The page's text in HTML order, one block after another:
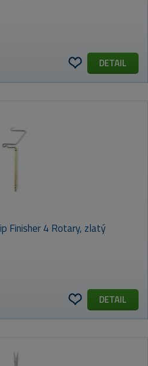
DETAIL
Finisher 4 Rotary, zlatý
DETAIL